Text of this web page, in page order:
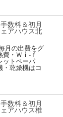
数料＆初月
アハウス北
月の出費をグ
・Ｗｉ-ｆ
ットペーパ
・乾燥機はコ
数料＆初月
アハウス椎